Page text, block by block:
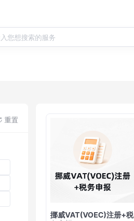
重置
挪威VAT(VOEC)注册+税